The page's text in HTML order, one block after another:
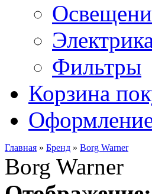
Фильтры
Корзина
Оформление
Главная » Бренд » Borg Warner
Borg Warner